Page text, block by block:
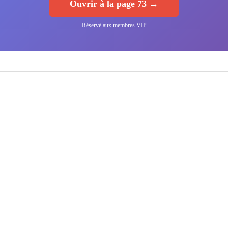
Ouvrir à la page 73 →
Réservé aux membres VIP